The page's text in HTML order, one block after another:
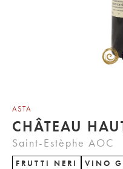
ASTA
CHÂTEAU
Saint-Estèphe AOC
FRUTTI NERI VINO